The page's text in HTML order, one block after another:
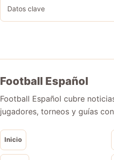
Datos clave
Football Español
Football Español cubre
jugadores, torneos y guías
Inicio